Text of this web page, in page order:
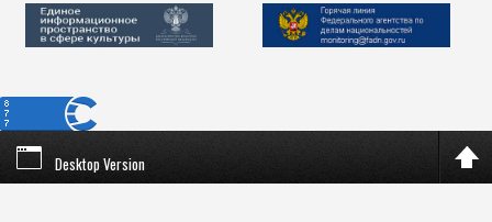
Desktop Version